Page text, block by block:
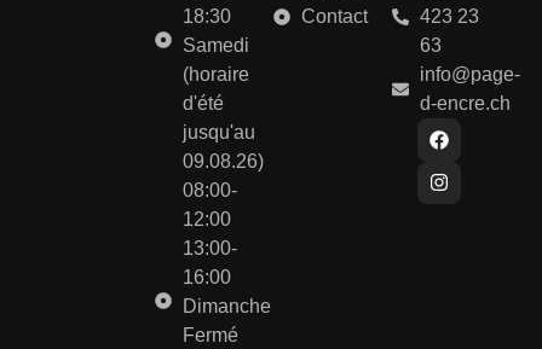
18:30
Samedi
(horaire
d'été
jusqu'au
09.08.26)
08:00-
12:00
13:00-
16:00
Dimanche
Fermé
Contact
423 23
63
info@page-
d-encre.ch